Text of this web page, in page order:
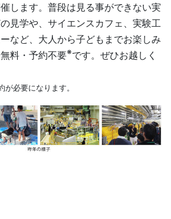
します。普段は見る事ができない実
見学や、サイエンスカフェ、実験工
など、大人から子どもまでお楽しみ
料・予約不要※です。ぜひお越しく
必要になります。